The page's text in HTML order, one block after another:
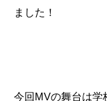
ました！
今回MVの舞台は学